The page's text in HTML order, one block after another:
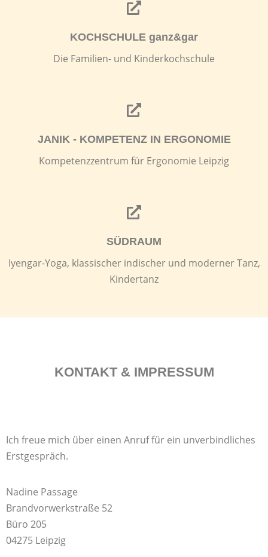
KOCHSCHULE ganz&gar
Die Familien- und Kinderkochschule
JANIK - KOMPETENZ IN ERGONOMIE
Kompetenzzentrum für Ergonomie Leipzig
SÜDRAUM
Iyengar-Yoga, klassischer indischer und moderner Tanz,
Kindertanz
KONTAKT & IMPRESSUM
Ich freue mich über einen Anruf für ein unverbindliches
Erstgespräch.
Nadine Passage
Brandvorwerkstraße 52
Büro 205
04275 Leipzig